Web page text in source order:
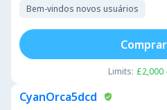
Bem-vindos novos usuários
Limits: £2,000
Comprar
CyanOrca5dcd